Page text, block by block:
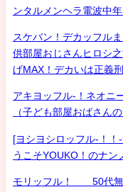
ンタルメンヘラ電波中
スケバン！デカッフル
供部屋おじさんヒロシ
げMAX！デカいは正義
アキヨッフル-！ネオニ
（子ども部屋おばさん
[ヨシヨシロッフル-！！
うこそYOUKO！のナン
モリッフル！ 50代無